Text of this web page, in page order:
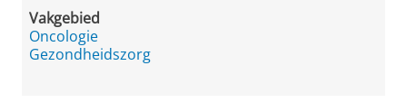
Vakgebied
Oncologie
Gezondheidszorg